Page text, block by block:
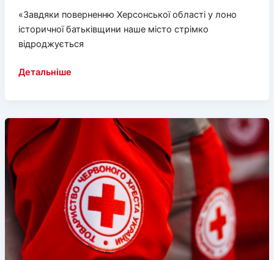
«Завдяки поверненню Херсонської області у лоно
історичної батьківщини наше місто стрімко
відроджується
Окупанти
доріг
Херсонщини,
але
лише
їх
розбивають
Детальніше